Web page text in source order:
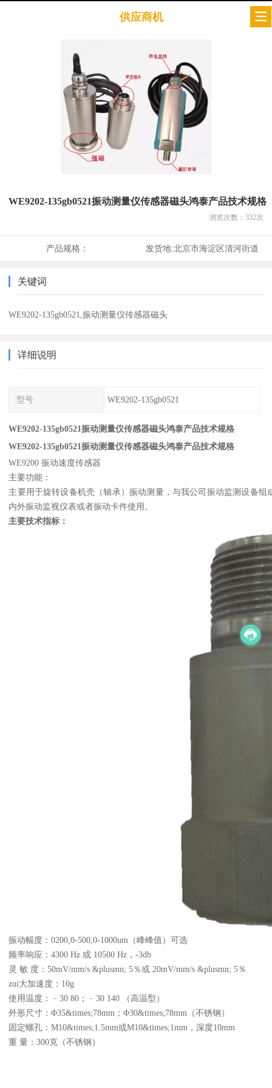
供应商机
WE9202-135gb0521振动测量仪传感器磁头鸿泰产品技术规格
浏览次数： 332次
产品规格： 发货地:北京市海淀区清河街道
关键词
WE9202-135gb0521,振动测量仪传感器磁头
详细说明
型号 WE9202-135gb0521
WE9202-135gb0521振动测量仪传感器磁头鸿泰产品技术规格
WE9202-135gb0521振动测量仪传感器磁头鸿泰产品技术规格
WE9200 振动速度传感器
主要功能：
主要用于旋转设备机壳（轴承）振动测量，与我公司振动监测设备
内外振动监视仪表或者振动卡件使用。
主要技术指标：
振动幅度：0200,0-500,0-1000um（峰峰值）可选
频率响应：4300 Hz 或 10500 Hz，-3db
灵 敏 度：50mV/mm/s &plusmn; 5％或 20mV/mm/s &plusmn; 5％
zui大加速度：10g
使用温度：﹣30 80；﹣30 140 （高温型）
外形尺寸：Φ35&times;78mm；Φ30&times;78mm（不锈钢）
固定螺孔：M10&times;1.5mm或M10&times;1mm，深度10mm
重 量：300克（不锈钢）